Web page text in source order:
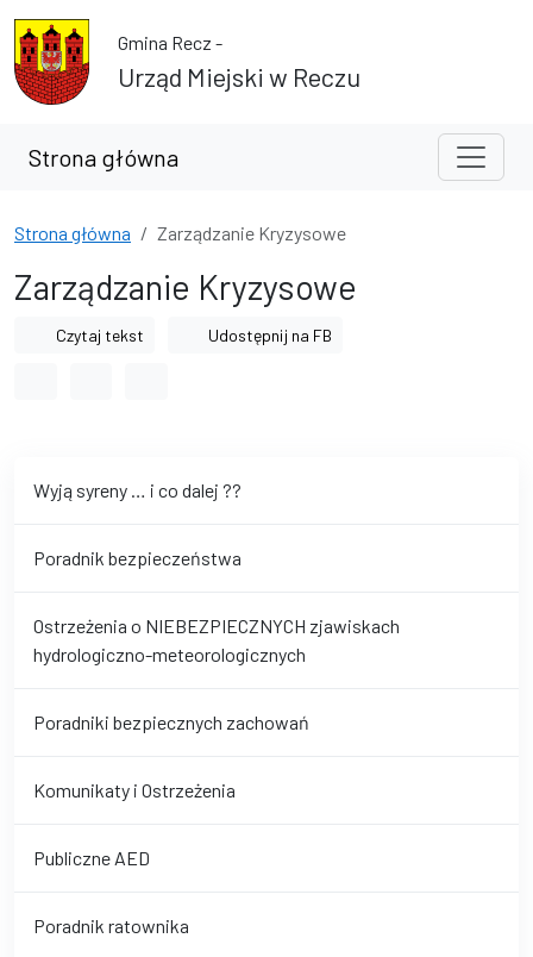
Przejdź do treści
Przejdź do wyszukiwarki
Gmina Recz -
Urząd Miejski w Reczu
Strona główna
Strona główna Zarządzanie Kryzysowe
Zarządzanie Kryzysowe
Czytaj tekst Udostępnij na FB
Wyją syreny … i co dalej ??
Poradnik bezpieczeństwa
Ostrzeżenia o NIEBEZPIECZNYCH zjawiskach
hydrologiczno-meteorologicznych
Poradniki bezpiecznych zachowań
Komunikaty i Ostrzeżenia
Publiczne AED
Poradnik ratownika